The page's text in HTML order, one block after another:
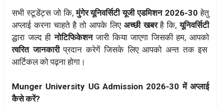
सभी स्टूडेंट्स जो कि,मुंगेर यूनिवर्सिटी यूजी एडमिशन 2026-30हेतु
अप्लाई करना चाहते है तो आपके लिए अच्छी खबरहै कि,यूनिवर्सिटी
द्धारा जल्द हीनोटिफिकेशनजारी किया जाएगा जिसकी हम, आपको
त्वरित जानकारीप्रदान करेगें जिसके लिए आपको अन्त तक इस
आर्टिकल को पढ़ना होगा।
Munger University UG Admission 2026-30 में अप्लाई
कैसे करें?